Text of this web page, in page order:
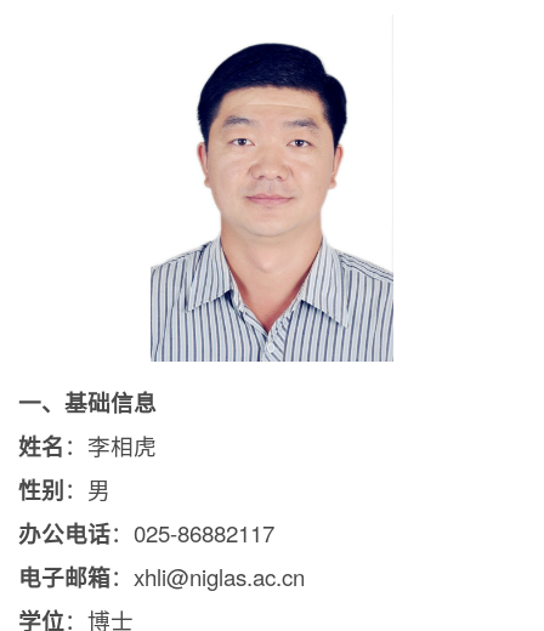
一、基础信息
姓名：李相虎
性别：男
办公电话： 025-86882117
电子邮箱： xhli@niglas.ac.cn
学位：博士